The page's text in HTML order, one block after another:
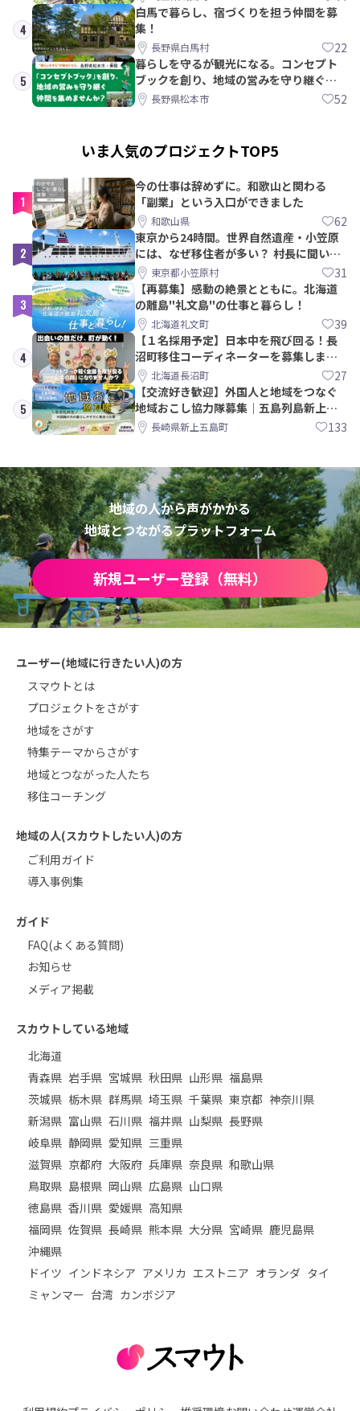
4
白馬で暮らし、宿づくりを担う仲間を募
集！
長野県白馬村 22
5
暮らしを守るが観光になる。コンセプト
ブックを創り、地域の営みを守り継ぐ仲
間を集めませんか？
長野県松本市 52
いま人気のプロジェクトTOP5
1
今の仕事は辞めずに。和歌山と関わる
「副業」という入口ができました
和歌山県 62
2
東京から24時間。世界自然遺産・小笠原
には、なぜ移住者が多い？ 村長に聞いて
みた東京都小笠原村 31
3
【再募集】感動の絶景とともに。北海道
の離島"礼文島"の仕事と暮らし！
北海道礼文町 39
4
【１名採用予定】日本中を飛び回る！長
沼町移住コーディネーターを募集しま
す！北海道長沼町 27
5
【交流好き歓迎】外国人と地域をつなぐ
地域おこし協力隊募集｜五島列島新上五
島町長崎県新上五島町 133
地域の人から声がかかる
地域とつながるプラットフォーム
新規ユーザー登録（無料）
ユーザー(地域に行きたい人)の方
スマウトとは
プロジェクトをさがす
地域をさがす
特集テーマからさがす
地域とつながった人たち
移住コーチング
地域の人(スカウトしたい人)の方
ご利用ガイド
導入事例集
ガイド
FAQ(よくある質問)
お知らせ
メディア掲載
スカウトしている地域
北海道
青森県 岩手県 宮城県 秋田県 山形県 福島県
茨城県 栃木県 群馬県 埼玉県 千葉県 東京都 神奈川県
新潟県 富山県 石川県 福井県 山梨県 長野県
岐阜県 静岡県 愛知県 三重県
滋賀県 京都府 大阪府 兵庫県 奈良県 和歌山県
鳥取県 島根県 岡山県 広島県 山口県
徳島県 香川県 愛媛県 高知県
福岡県 佐賀県 長崎県 熊本県 大分県 宮崎県 鹿児島県
沖縄県
ドイツ インドネシア アメリカ エストニア オランダ タイ
ミャンマー 台湾 カンボジア